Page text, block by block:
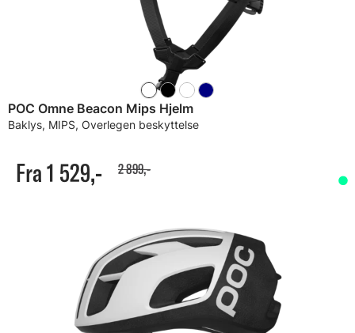
POC Omne Beacon Mips Hjelm
Baklys, MIPS, Overlegen beskyttelse
Fra 1 529,- 2 899,-